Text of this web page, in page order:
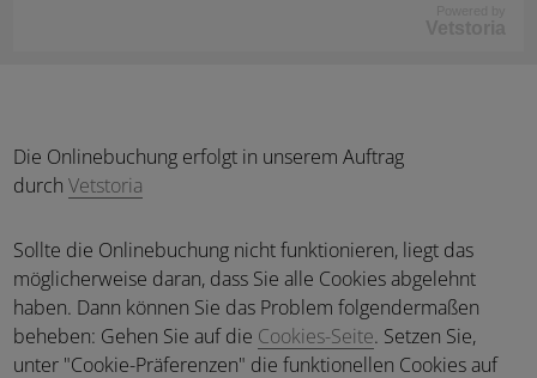
Die Onlinebuchung erfolgt in unserem Auftrag
durch Vetstoria
Sollte die Onlinebuchung nicht funktionieren, liegt das
möglicherweise daran, dass Sie alle Cookies abgelehnt
haben. Dann können Sie das Problem folgendermaßen
beheben: Gehen Sie auf die Cookies-Seite. Setzen Sie,
unter "Cookie-Präferenzen" die funktionellen Cookies auf